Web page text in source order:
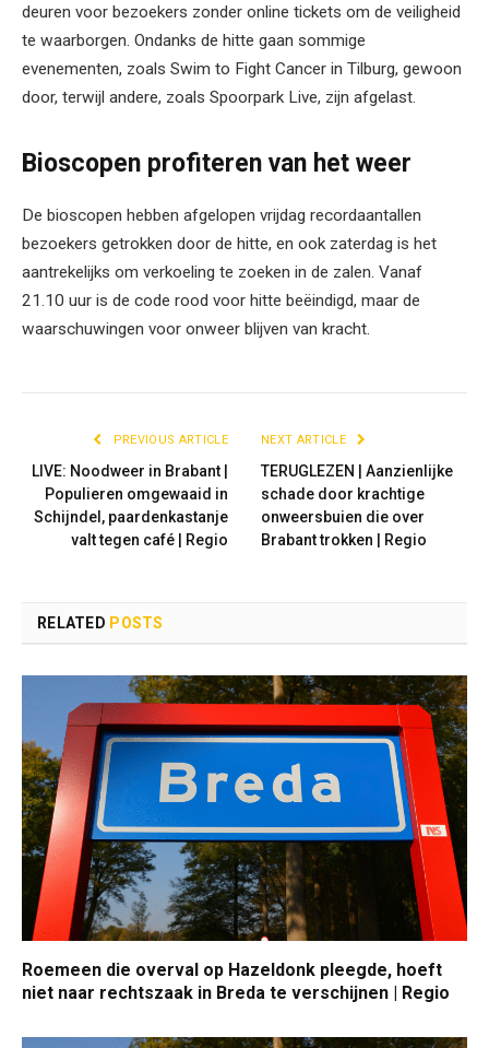
deuren voor bezoekers zonder online tickets om de veiligheid
te waarborgen. Ondanks de hitte gaan sommige
evenementen, zoals Swim to Fight Cancer in Tilburg, gewoon
door, terwijl andere, zoals Spoorpark Live, zijn afgelast.
Bioscopen profiteren van het weer
De bioscopen hebben afgelopen vrijdag recordaantallen
bezoekers getrokken door de hitte, en ook zaterdag is het
aantrekelijks om verkoeling te zoeken in de zalen. Vanaf
21.10 uur is de code rood voor hitte beëindigd, maar de
waarschuwingen voor onweer blijven van kracht.
PREVIOUS ARTICLE
LIVE: Noodweer in Brabant |
Populieren omgewaaid in
Schijndel, paardenkastanje
valt tegen café | Regio
NEXT ARTICLE
TERUGLEZEN | Aanzienlijke
schade door krachtige
onweersbuien die over
Brabant trokken | Regio
RELATED POSTS
Roemeen die overval op Hazeldonk pleegde, hoeft
niet naar rechtszaak in Breda te verschijnen | Regio